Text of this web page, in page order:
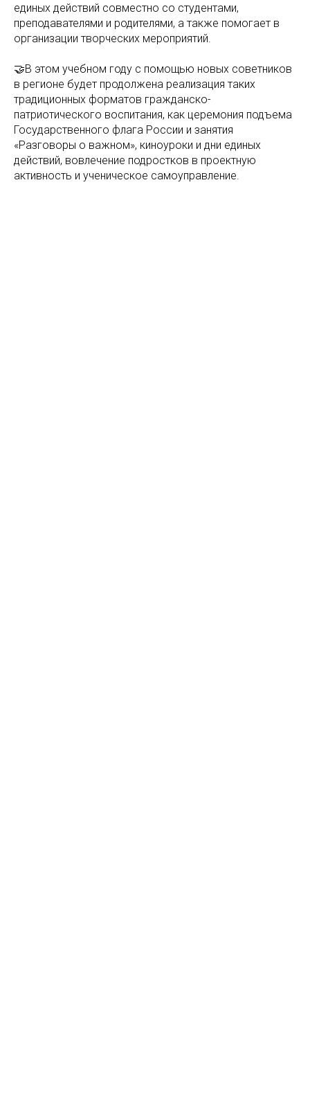
единых действий совместно со студентами,
преподавателями и родителями, а также помогает в
организации творческих мероприятий.
🤝В этом учебном году с помощью новых советников
в регионе будет продолжена реализация таких
традиционных форматов гражданско-
патриотического воспитания, как церемония подъема
Государственного флага России и занятия
«Разговоры о важном», киноуроки и дни единых
действий, вовлечение подростков в проектную
активность и ученическое самоуправление.